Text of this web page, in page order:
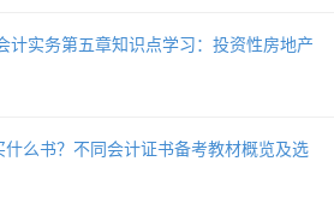
计实务第五章知识点学习：投资性房地产
什么书？不同会计证书备考教材概览及选